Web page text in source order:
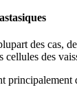
des cas,
des
principalement